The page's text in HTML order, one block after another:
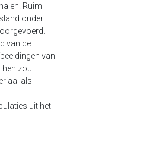
Ruim
onder
van de
van
hen zou
als
uit het